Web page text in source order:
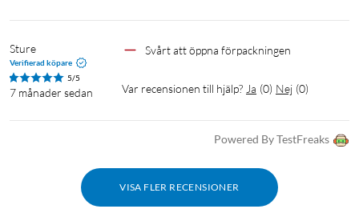
Sture
Verifierad köpare
5/5
7 månader sedan
Svårt att öppna förpackningen
Var recensionen till hjälp? Ja (0) Nej (0)
Powered By TestFreaks
VISA FLER RECENSIONER